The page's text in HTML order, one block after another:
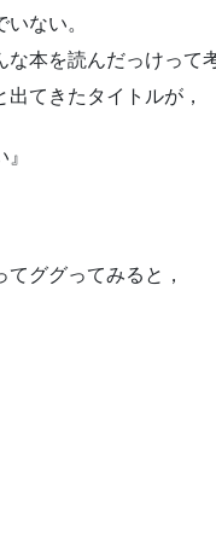
ない。
本を読んだっけって
てきたタイトルが，
ググってみると，